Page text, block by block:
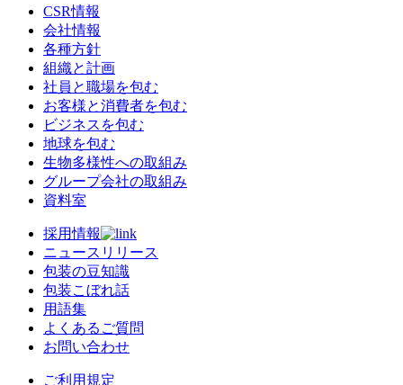
CSR情報
会社情報
各種方針
組織と計画
社員と職場を包む
お客様と消費者を包む
ビジネスを包む
地球を包む
生物多様性への取組み
グループ会社の取組み
資料室
採用情報
ニュースリリース
包装の豆知識
包装こぼれ話
用語集
よくあるご質問
お問い合わせ
ご利用規定